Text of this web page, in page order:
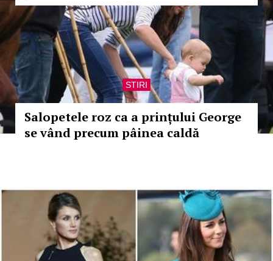
STIRI
Salopetele roz ca a prințului George
se vând precum pâinea caldă